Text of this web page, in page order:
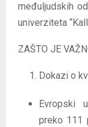
međuljudskih
univerziteta
ZAŠTO JE
Dokazi o
Evropski
preko 111